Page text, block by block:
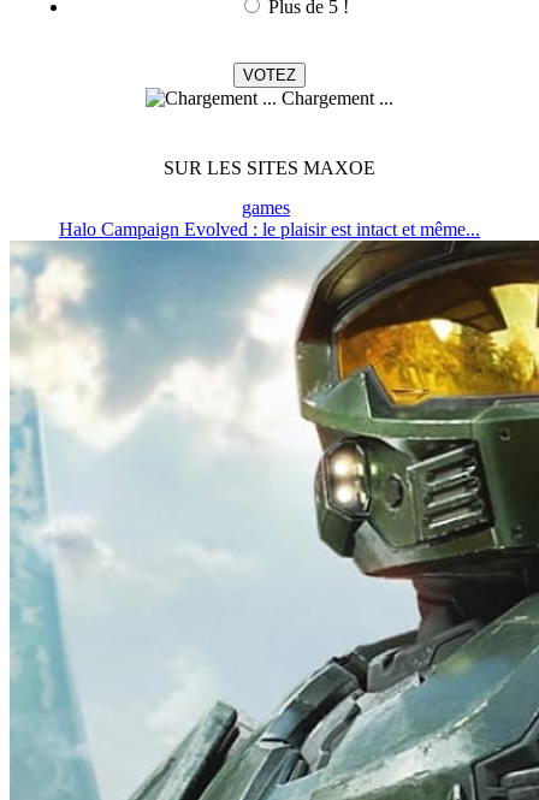
Plus de 5 !
Chargement ...
SUR LES SITES MAXOE
games
Halo Campaign Evolved : le plaisir est intact et même...